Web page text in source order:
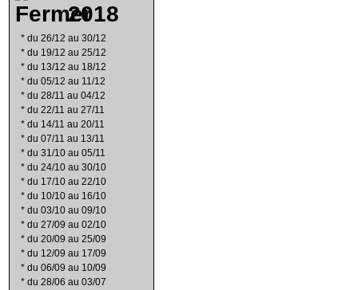
2018
* du 26/12 au 30/12
* du 19/12 au 25/12
* du 13/12 au 18/12
* du 05/12 au 11/12
* du 28/11 au 04/12
* du 22/11 au 27/11
* du 14/11 au 20/11
* du 07/11 au 13/11
* du 31/10 au 05/11
* du 24/10 au 30/10
* du 17/10 au 22/10
* du 10/10 au 16/10
* du 03/10 au 09/10
* du 27/09 au 02/10
* du 20/09 au 25/09
* du 12/09 au 17/09
* du 06/09 au 10/09
* du 28/06 au 03/07